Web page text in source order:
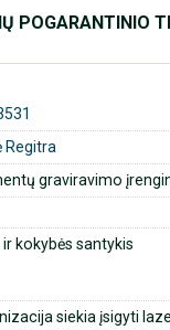
Regitra
graviravimo
kokybės santykis
siekia įsigyti